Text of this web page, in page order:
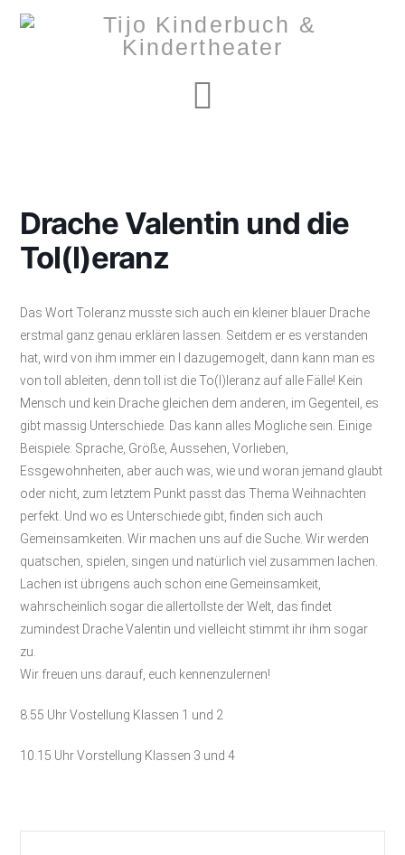
Drache Valentin und die
Tol(l)eranz
Das Wort Toleranz musste sich auch ein kleiner blauer Drache
erstmal ganz genau erklären lassen. Seitdem er es verstanden
hat, wird von ihm immer ein l dazugemogelt, dann kann man es
von toll ableiten, denn toll ist die To(l)leranz auf alle Fälle! Kein
Mensch und kein Drache gleichen dem anderen, im Gegenteil, es
gibt massig Unterschiede. Das kann alles Mögliche sein. Einige
Beispiele: Sprache, Größe, Aussehen, Vorlieben,
Essgewohnheiten, aber auch was, wie und woran jemand glaubt
oder nicht, zum letztem Punkt passt das Thema Weihnachten
perfekt. Und wo es Unterschiede gibt, finden sich auch
Gemeinsamkeiten. Wir machen uns auf die Suche. Wir werden
quatschen, spielen, singen und natürlich viel zusammen lachen.
Lachen ist übrigens auch schon eine Gemeinsamkeit,
wahrscheinlich sogar die allertollste der Welt, das findet
zumindest Drache Valentin und vielleicht stimmt ihr ihm sogar
zu.
Wir freuen uns darauf, euch kennenzulernen!
8.55 Uhr Vostellung Klassen 1 und 2
10.15 Uhr Vorstellung Klassen 3 und 4